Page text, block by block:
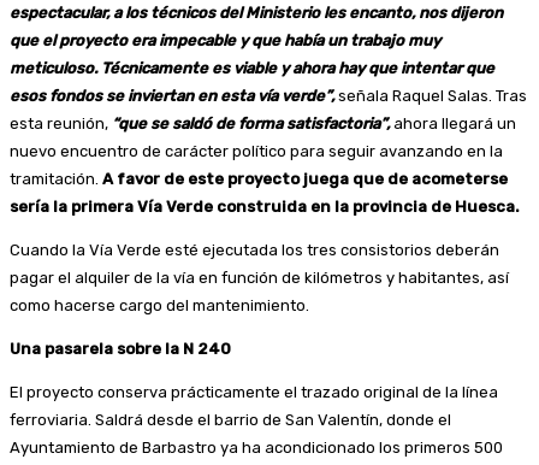
espectacular, a los técnicos del Ministerio les encanto, nos dijeron
que el proyecto era impecable y que había un trabajo muy
meticuloso. Técnicamente es viable y ahora hay que intentar que
esos fondos se inviertan en esta vía verde”,señala Raquel Salas. Tras
esta reunión, “que se saldó de forma satisfactoria”,ahora llegará un
nuevo encuentro de carácter político para seguir avanzando en la
tramitación. A favor de este proyecto juega que de acometerse
sería la primera Vía Verde construida en la provincia de Huesca.
Cuando la Vía Verde esté ejecutada los tres consistorios deberán
pagar el alquiler de la vía en función de kilómetros y habitantes, así
como hacerse cargo del mantenimiento.
Una pasarela sobre la N 240
El proyecto conserva prácticamente el trazado original de la línea
ferroviaria. Saldrá desde el barrio de San Valentín, donde el
Ayuntamiento de Barbastro ya ha acondicionado los primeros 500